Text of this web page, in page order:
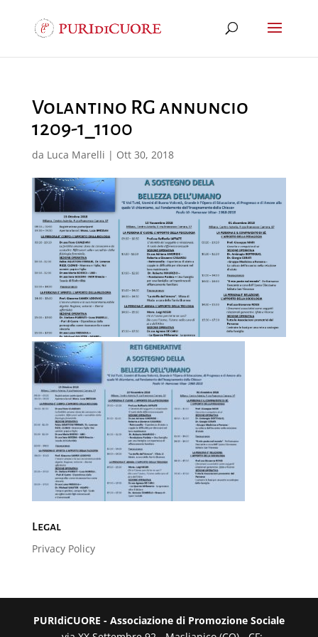
Volantino RG annuncio
1209-1_1100
da Luca Marelli | Ott 30, 2018
Legal
Privacy Policy
PURIdiCUORE - Associazione di Promozione Sociale